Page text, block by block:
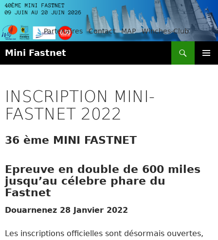
Partenaires Contact MAP Winches-Club
Mini Fastnet
INSCRIPTION MINI-
FASTNET 2022
36 ème MINI FASTNET
Epreuve en double de 600 miles
jusqu’au célebre phare du
Fastnet
Douarnenez 28 Janvier 2022
Les inscriptions officielles sont désormais ouvertes,